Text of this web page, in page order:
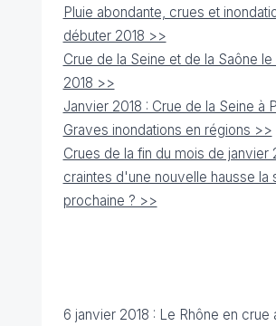
Pluie abondante, crues et
débuter 2018 >>
Crue de la Seine et de la Saône
2018 >>
Janvier 2018 : Crue de la Seine à
Graves inondations en régions >>
Crues de la fin du mois de janvier
craintes d'une nouvelle hausse la
prochaine ? >>
6 janvier 2018 : Le Rhône en crue